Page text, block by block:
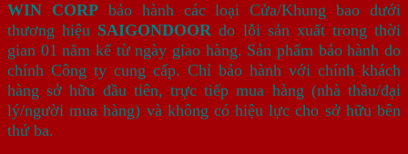
WIN CORPbảo hành các loại Cửa/Khung bao dưới
thương hiệu SAIGONDOOR do lỗi sản xuất trong thời
gian 01 năm kể từ ngày giao hàng. Sản phẩm bảo hành do
chính Công ty cung cấp. Chỉ bảo hành với chính khách
hàng sở hữu đầu tiên, trực tiếp mua hàng (nhà thầu/đại
lý/người mua hàng) và không có hiệu lực cho sở hữu bên
thứ ba.